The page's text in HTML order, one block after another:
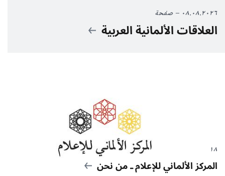
٠٨.٠٨.٢٠٢٦ صفحة
العلاقات الألمانية العربية
١٥.٠٥.٢٠١٨
المركز الألماني للإعلام ـ من نحن